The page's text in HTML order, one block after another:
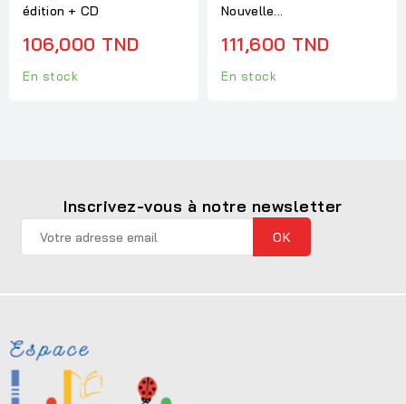
édition + CD
106,000 TND
En stock
Nouvelle...
111,600 TND
En stock
Inscrivez-vous à notre newsletter